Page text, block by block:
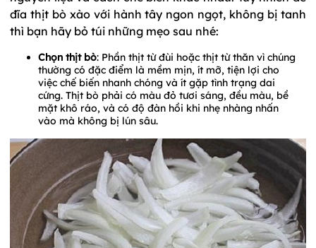
đĩa thịt bò xào với hành tây ngon ngọt, không bị tanh
thì bạn hãy bỏ túi những mẹo sau nhé:
Chọn thịt bò: Phần thịt từ đùi hoặc thịt từ thăn vì chúng
thường có đặc điểm là mềm mịn, ít mỡ, tiện lợi cho
việc chế biến nhanh chóng và ít gặp tình trạng dai
cứng. Thịt bò phải có màu đỏ tươi sáng, đều màu, bề
mặt khô ráo, và có độ đàn hồi khi nhẹ nhàng nhấn
vào mà không bị lún sâu.